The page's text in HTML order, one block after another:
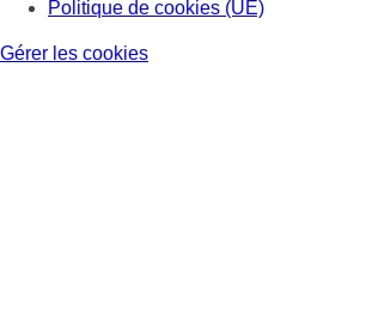
Politique de cookies (UE)
Gérer les cookies